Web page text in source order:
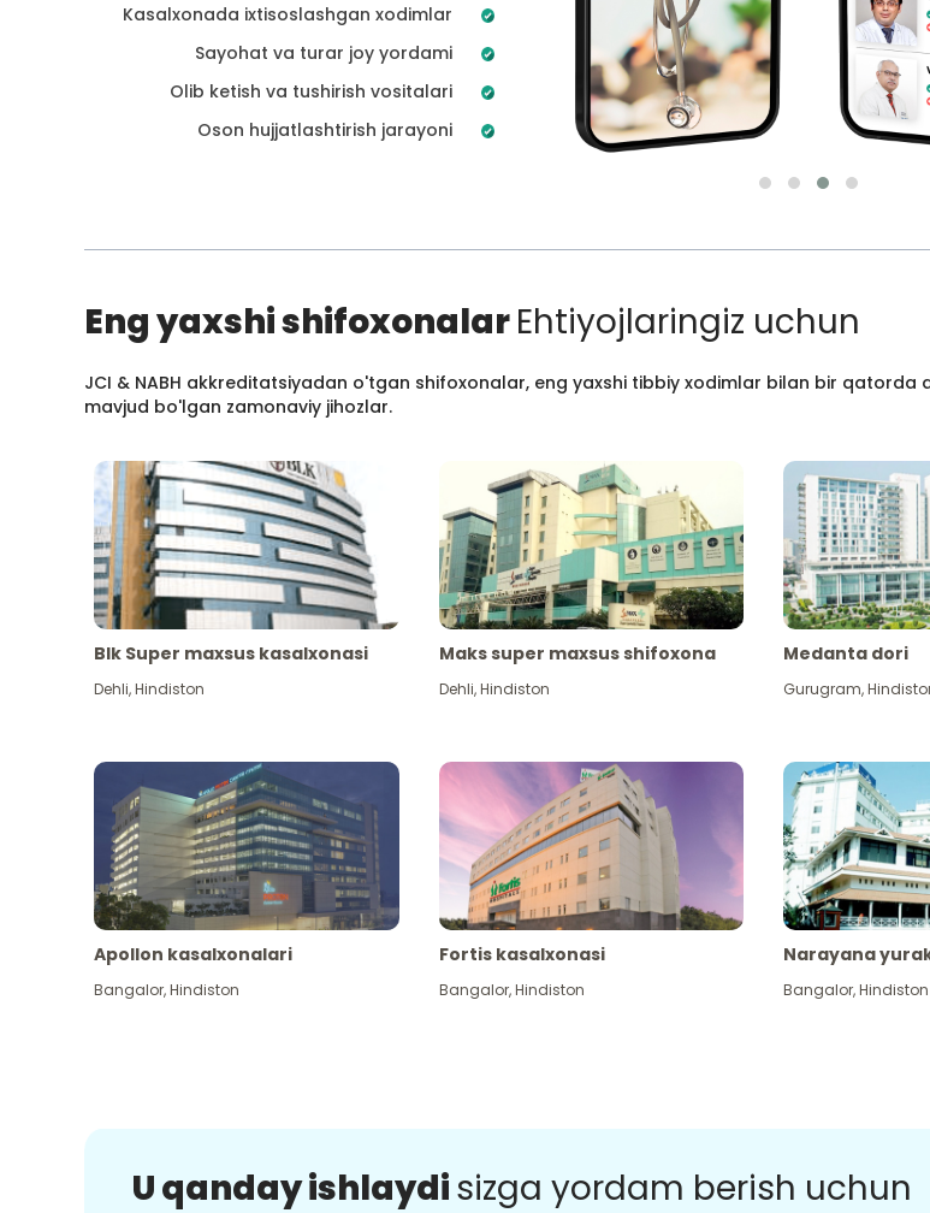
Kasalxonada ixtisoslashgan xodimlar
Sayohat va turar joy yordami
Olib ketish va tushirish vositalari
Oson hujjatlashtirish jarayoni
Eng yaxshi shifoxonalarEhtiyojlaringiz uchun
JCI & NABH akkreditatsiyadan o'tgan shifoxonalar, eng yaxshi tibbiy xodimlar bilan bir qatorda
mavjud bo'lgan zamonaviy jihozlar.
Blk Super maxsus kasalxonasi
Dehli,Hindiston
Maks super maxsus shifoxona
Dehli,Hindiston
Medanta dori
Gurugram,
Apollon kasalxonalari
Bangalor,Hindiston
Fortis kasalxonasi
Bangalor,Hindiston
Narayana
Bangalor,Hindiston
U qanday ishlaydisizga yordam berish uchun